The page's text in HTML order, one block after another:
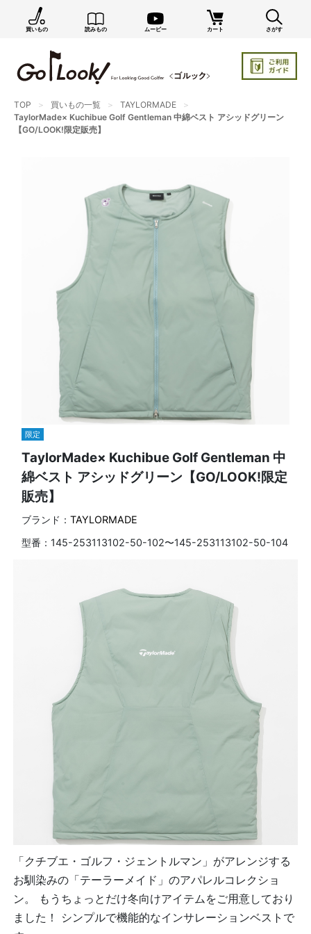
買いもの 読みもの ムービー カート さがす
TOP 買いもの一覧
TAYLORMADE
TaylorMade× Kuchibue Golf Gentleman 中綿ベスト アシッドグリーン
【GO/LOOK!限定販売】
限定
TaylorMade× Kuchibue Golf Gentleman 中
綿ベスト アシッドグリーン【GO/LOOK!限定
販売】
ブランド：TAYLORMADE
型番： 145-253113102-50-102〜145-253113102-50-104
「クチブエ・ゴルフ・ジェントルマン」がアレンジする
お馴染みの「テーラーメイド」のアパレルコレクショ
ン。 もうちょっとだけ冬向けアイテムをご用意しており
ました！ シンプルで機能的なインサレーションベストで
×
GO/LOOK! からのお知らせ（受信設定）
新商品情報や編集部のオススメ、オトクな情報・買い
まだご登録でない方はぜひ！
店長ジャック厳選の新作商品情報をいち早くお届け（メルマガ）
いつでもメール内のリンクから配信停止できます